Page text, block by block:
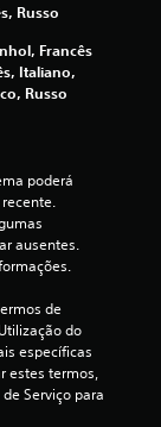
)
c
m
a
s
e
e
Russo
Francês
Italiano,
Russo
poderá
ausentes.
de
do
específicas
estes termos,
Serviço para